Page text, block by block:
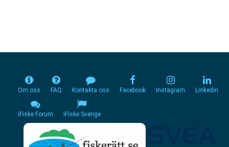
Om oss FAQ Kontakta oss Facebook Instagram Linkedin
iFiske Forum iFiske Sverige